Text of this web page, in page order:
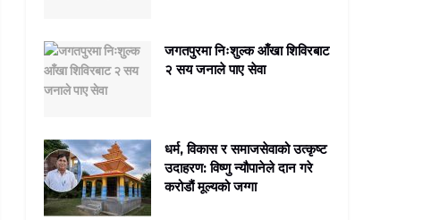
जगतपुरमा निःशुल्क आँखा शिविरबाट
२ सय जनाले पाए सेवा
धर्म, विकास र समाजसेवाको उत्कृष्ट
उदाहरण: विष्णु न्यौपानेले दान गरे
करोडौं मूल्यको जग्गा